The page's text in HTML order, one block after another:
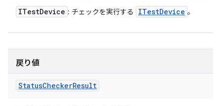
ITestDevice : チェックを実行する ITestDevice 。
戻り値
StatusCheckerResult